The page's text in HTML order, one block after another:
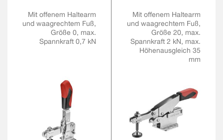
Mit offenem Haltearm
und waagrechtem Fuß,
Größe 0, max.
Spannkraft 0,7 kN
Mit offenem Haltearm
und waagrechtem Fuß,
Größe 20, max.
Spannkraft 2 kN, max.
Höhenausgleich 35
mm